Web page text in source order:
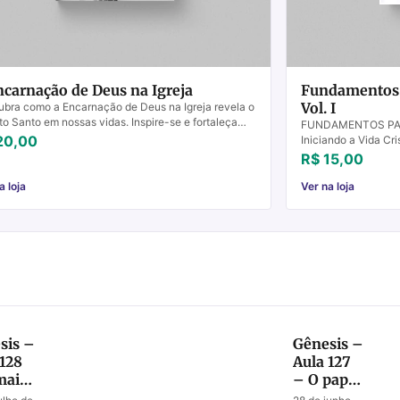
de Deus na Igreja
como a Encarnação de Deus na Igreja revela o
Santo em nossas vidas. Inspire-se e fortaleça
hoje.
loja
Vol. I
FUNDAMENTOS
Iniciando a Vida
poderá fazer o
apresen...
R$ 15,00
Ver na loja
–
Gênesis –
Aula 127
– O papel